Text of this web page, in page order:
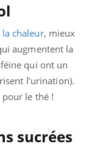
chaleur, mieux
augmentent la
qui ont un
l’urination).
le thé !
sucrées